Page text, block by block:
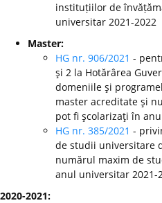
instituțiilor de
universitar 2021-2022
Master:
HG nr. 906/2021 -
şi 2 la Hotărârea
domeniile şi
master acreditate şi
pot fi şcolarizaţi în
HG nr. 385/2021 -
de studii universitare
numărul maxim de
anul universitar 2021-
2020-2021: